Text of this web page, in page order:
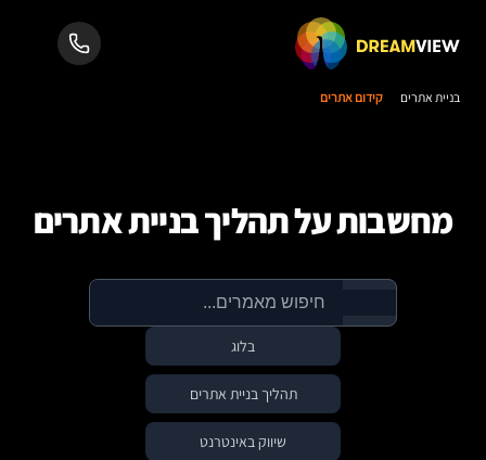
בניית אתרים קידום אתרים
מחשבות על תהליך בניית אתרים
בלוג
תהליך בניית אתרים
שיווק באינטרנט